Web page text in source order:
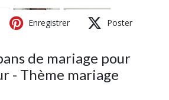
Enregistrer Poster
de mariage pour
- Thème mariage